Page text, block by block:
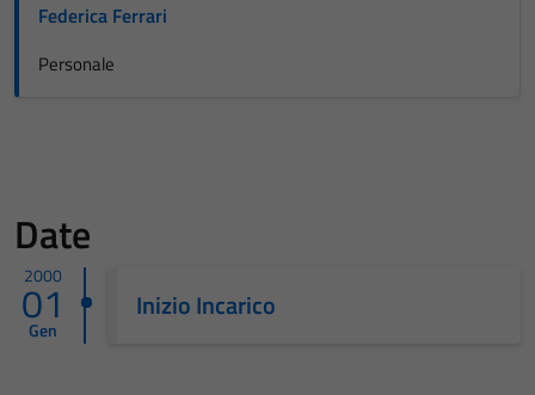
Federica Ferrari
Personale
Date
2000
01
Gen
Inizio Incarico